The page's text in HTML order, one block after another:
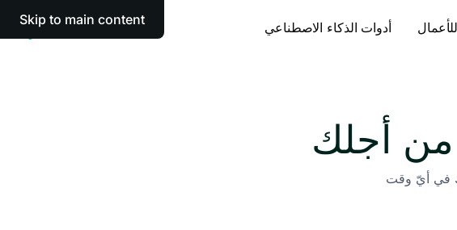
Skip to main content أدوات الذكاء الاصطناعي
أجلك